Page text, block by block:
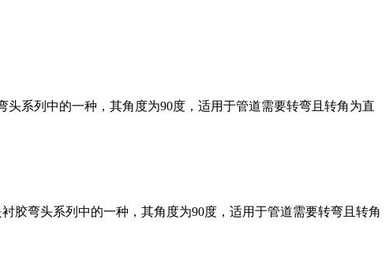
系列中的一种，其角度为90度，适用于管道需要转弯且转角为直
胶弯头系列中的一种，其角度为90度，适用于管道需要转弯且转角